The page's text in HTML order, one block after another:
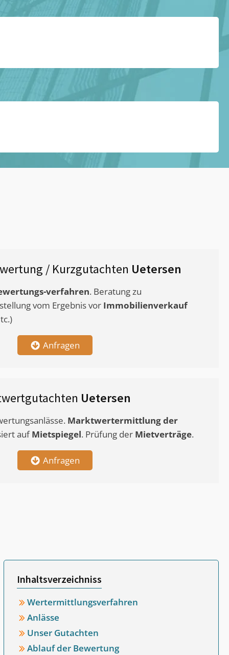
/ Kurzgutachten Uetersen
verfahren. Beratung zu
vom Ergebnis vor Immobilienverkauf
Anfragen
Uetersen
Marktwertermittlungder
aufMietspiegel. Prüfung der Mietverträge.
Anfragen
Inhaltsverzeichniss
Wertermittlungsverfahren
Anlässe
Unser Gutachten
Ablauf der Bewertung